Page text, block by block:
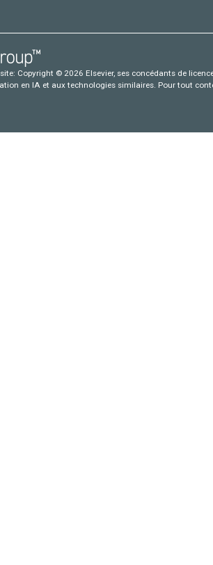
Copyright © 2026 Elsevier, ses concédants de
en IA et aux technologies similaires. Pour tout